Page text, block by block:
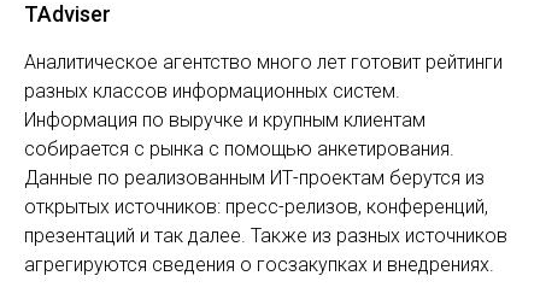
TAdviser
Аналитическое агентство много лет готовит рейтинги
разных классов информационных систем.
Информация по выручке и крупным клиентам
собирается с рынка с помощью анкетирования.
Данные по реализованным ИТ-проектам берутся из
открытых источников: пресс-релизов, конференций,
презентаций и так далее. Также из разных источников
агрегируются сведения о госзакупках и внедрениях.